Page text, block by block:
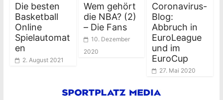
Die besten
Basketball
Online
Spielautomat
en
2. August 2021
Wem gehört
die NBA? (2)
– Die Fans
10. Dezember
2020
Coronavirus-
Blog:
Abbruch in
EuroLeague
und im
EuroCup
27. Mai 2020